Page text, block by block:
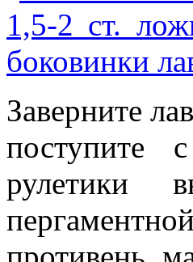
Заверните
поступите
рулетики